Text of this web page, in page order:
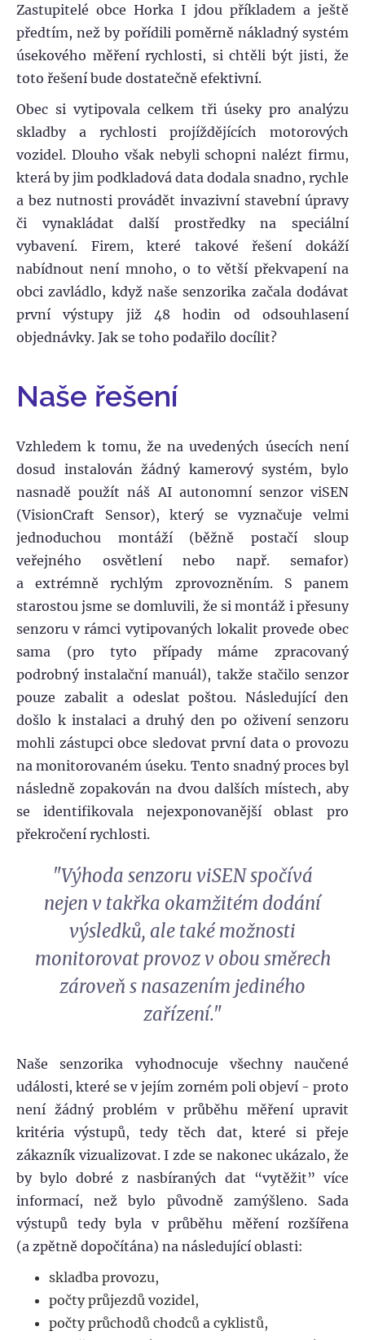
Zastupitelé obce Horka I jdou příkladem a ještě
předtím, než by pořídili poměrně nákladný systém
úsekového měření rychlosti, si chtěli být jisti, že
toto řešení bude dostatečně efektivní.
Obec si vytipovala celkem tři úseky pro analýzu
skladby a rychlosti projíždějících motorových
vozidel. Dlouho však nebyli schopni nalézt firmu,
která by jim podkladová data dodala snadno, rychle
a bez nutnosti provádět invazivní stavební úpravy
či vynakládat další prostředky na speciální
vybavení. Firem, které takové řešení dokáží
nabídnout není mnoho, o to větší překvapení na
obci zavládlo, když naše senzorika začala dodávat
první výstupy již 48 hodin od odsouhlasení
objednávky. Jak se toho podařilo docílit?
Naše řešení
Vzhledem k tomu, že na uvedených úsecích není
dosud instalován žádný kamerový systém, bylo
nasnadě použít náš AI autonomní senzor viSEN
(VisionCraft Sensor), který se vyznačuje velmi
jednoduchou montáží (běžně postačí sloup
veřejného osvětlení nebo např. semafor)
a extrémně rychlým zprovozněním. S panem
starostou jsme se domluvili, že si montáž i přesuny
senzoru v rámci vytipovaných lokalit provede obec
sama (pro tyto případy máme zpracovaný
podrobný instalační manuál), takže stačilo senzor
pouze zabalit a odeslat poštou. Následující den
došlo k instalaci a druhý den po oživení senzoru
mohli zástupci obce sledovat první data o provozu
na monitorovaném úseku. Tento snadný proces byl
následně zopakován na dvou dalších místech, aby
se identifikovala nejexponovanější oblast pro
překročení rychlosti.
"Výhoda senzoru viSEN spočívá
nejen v takřka okamžitém dodání
výsledků, ale také možnosti
monitorovat provoz v obou směrech
zároveň s nasazením jediného
zařízení."
Naše senzorika vyhodnocuje všechny naučené
události, které se v jejím zorném poli objeví - proto
není žádný problém v průběhu měření upravit
kritéria výstupů, tedy těch dat, které si přeje
zákazník vizualizovat. I zde se nakonec ukázalo, že
by bylo dobré z nasbíraných dat “vytěžit” více
informací, než bylo původně zamýšleno. Sada
výstupů tedy byla v průběhu měření rozšířena
(a zpětně dopočítána) na následující oblasti:
skladba provozu,
počty průjezdů vozidel,
počty průchodů chodců a cyklistů,